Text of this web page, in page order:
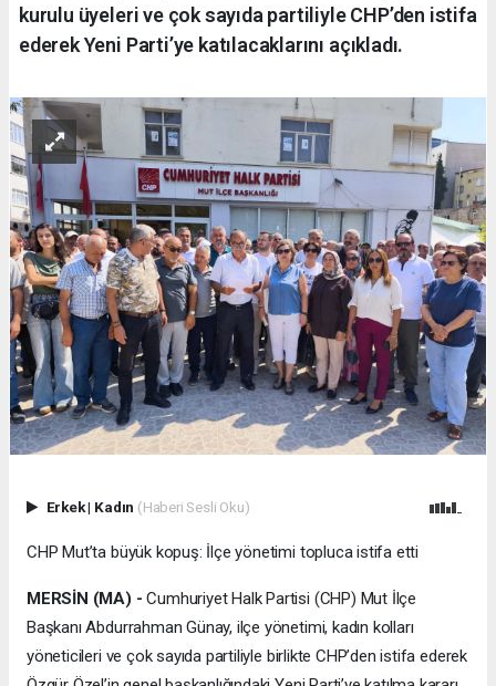
kurulu üyeleri ve çok sayıda partiliyle CHP’den istifa
ederek Yeni Parti’ye katılacaklarını açıkladı.
Erkek| Kadın (Haberi Sesli Oku)
CHP Mut’ta büyük kopuş: İlçe yönetimi topluca istifa etti
MERSİN (MA) - Cumhuriyet Halk Partisi (CHP) Mut İlçe
Başkanı Abdurrahman Günay, ilçe yönetimi, kadın kolları
yöneticileri ve çok sayıda partiliyle birlikte CHP’den istifa ederek